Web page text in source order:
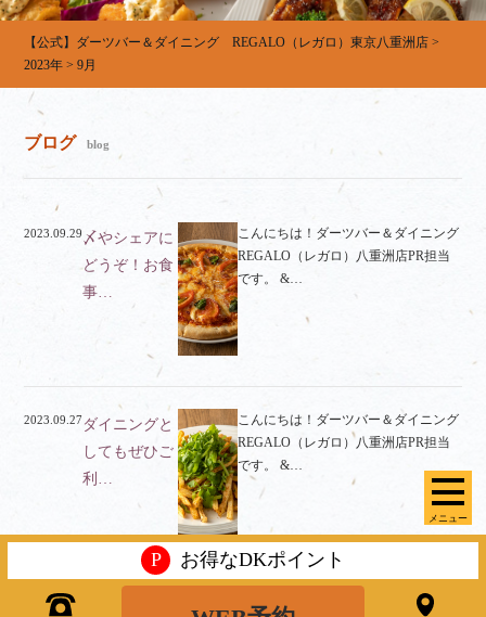
メニュー
【公式】ダーツバー＆ダイニング REGALO（レガロ）東京八重洲店 >
2023年 >9月
ブログ blog
2023.09.29〆やシェアに
どうぞ！お食
事…
こんにちは！ダーツバー＆ダイニング
REGALO（レガロ）八重洲店PR担当
です。 &…
2023.09.27ダイニングと
してもぜひご
利…
こんにちは！ダーツバー＆ダイニング
REGALO（レガロ）八重洲店PR担当
です。 &…
2023.09.20 こんにちは！ダーツバー＆ダイニング
P お得なDKポイント